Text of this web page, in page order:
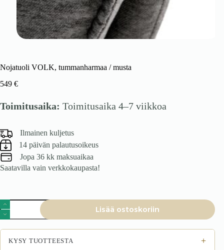
Nojatuoli VOLK, tummanharmaa / musta
549 €
Toimitusaika: Toimitusaika 4–7 viikkoa
Ilmainen kuljetus
14 päivän palautusoikeus
Jopa 36 kk maksuaikaa
Saatavilla vain verkkokaupasta!
Nojatuoli
VOLK,
tummanharmaa
/
musta
määrä
Lisää ostoskoriin
KYSY TUOTTEESTA +